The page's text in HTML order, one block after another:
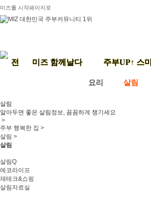
미즈를 시작페이지로
미즈 함께날다 주부UP↑ 스
요리 살림
살림
알아두면 좋은 살림정보, 꼼꼼하게 챙기세요
>
주부 행복한 집 >
살림 >
살림
살림Q
에코라이프
재테크&쇼핑
살림자료실